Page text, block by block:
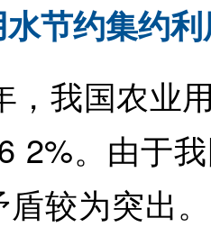
节约集约
我国农业用
2%。由于
盾较为突出